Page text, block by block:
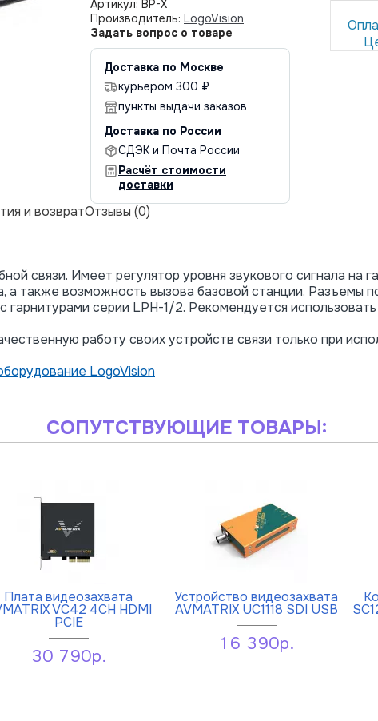
Артикул: BP-X
Производитель: LogoVision
Задать вопрос о товаре
Доставка по Москве
курьером 300 ₽
пункты выдачи заказов
Доставка по России
СДЭК и Почта России
Расчёт стоимости
доставки
и возвратОтзывы (0)
связи. Имеет регулятор уровня звукового сигнала на
а также возможность вызова базовой станции. Разъемы
гарнитурами серии LPH-1/2. Рекомендуется
работу своих устройств связи только при
LogoVision
СОПУТСТВУЮЩИЕ ТОВАРЫ:
Плата видеозахвата
VC42 4CH HDMI
PCIE
30 790р.
Устройство видеозахвата
AVMATRIX UC1118 SDI USB
16 390р.